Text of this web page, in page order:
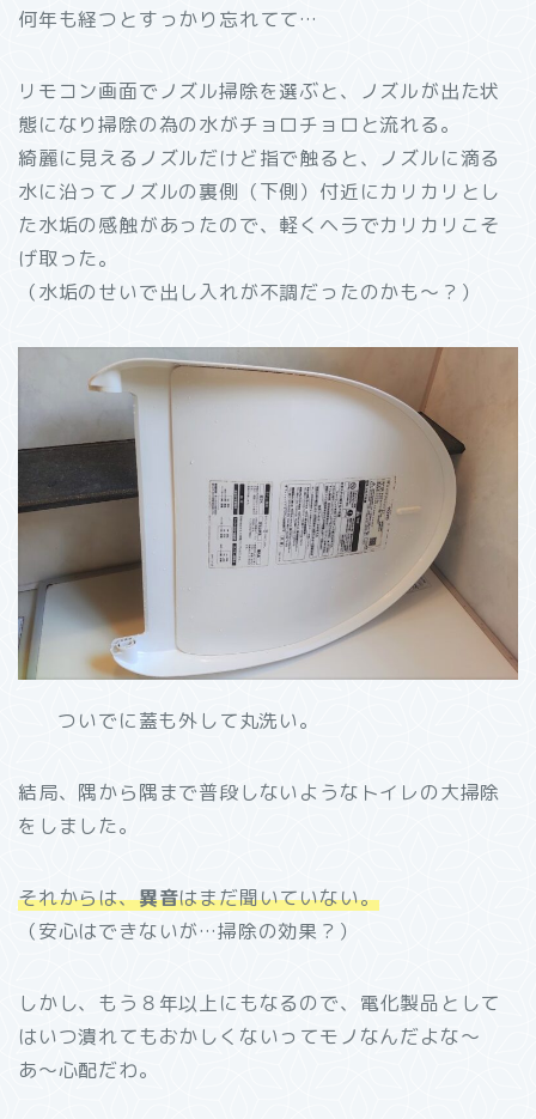
何年も経つとすっかり忘れてて…
リモコン画面でノズル掃除を選ぶと、ノズルが出た状
態になり掃除の為の水がチョロチョロと流れる。
綺麗に見えるノズルだけど指で触ると、ノズルに滴る
水に沿ってノズルの裏側（下側）付近にカリカリとし
た水垢の感触があったので、軽くヘラでカリカリこそ
げ取った。
（水垢のせいで出し入れが不調だったのかも～？）
ついでに蓋も外して丸洗い。
結局、隅から隅まで普段しないようなトイレの大掃除
をしました。
それからは、異音はまだ聞いていない。
（安心はできないが…掃除の効果？）
しかし、もう８年以上にもなるので、電化製品として
はいつ潰れてもおかしくないってモノなんだよな～
あ～心配だわ。